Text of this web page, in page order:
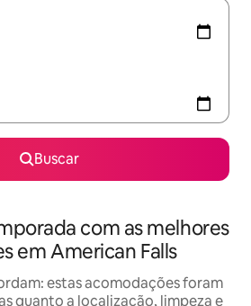
Buscar
com as melhores
em American Falls
estas acomodações foram
quanto a localização, limpeza e